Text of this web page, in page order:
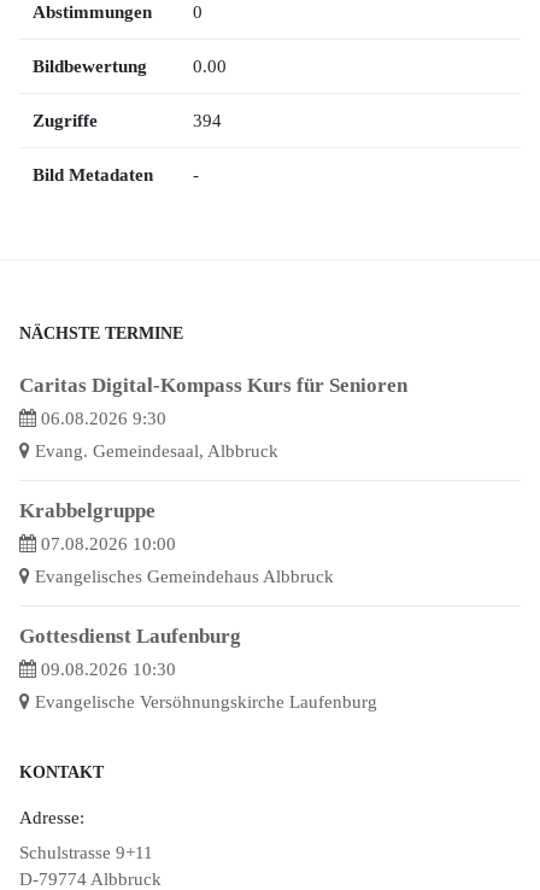
Abstimmungen 0
Bildbewertung 0.00
Zugriffe 394
Bild Metadaten -
NÄCHSTE TERMINE
Caritas Digital-Kompass Kurs für Senioren
06.08.2026 9:30
Evang. Gemeindesaal, Albbruck
Krabbelgruppe
07.08.2026 10:00
Evangelisches Gemeindehaus Albbruck
Gottesdienst Laufenburg
09.08.2026 10:30
Evangelische Versöhnungskirche Laufenburg
KONTAKT
Adresse:
Schulstrasse 9+11
D-79774 Albbruck